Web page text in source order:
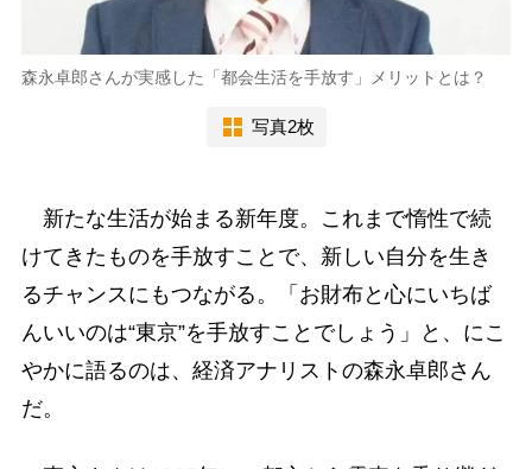
森永卓郎さんが実感した「都会生活を手放す」メリットとは？
写真2枚
新たな生活が始まる新年度。これまで惰性で続
けてきたものを手放すことで、新しい自分を生き
るチャンスにもつながる。「お財布と心にいちば
んいいのは“東京”を手放すことでしょう」と、にこ
やかに語るのは、経済アナリストの森永卓郎さん
だ。